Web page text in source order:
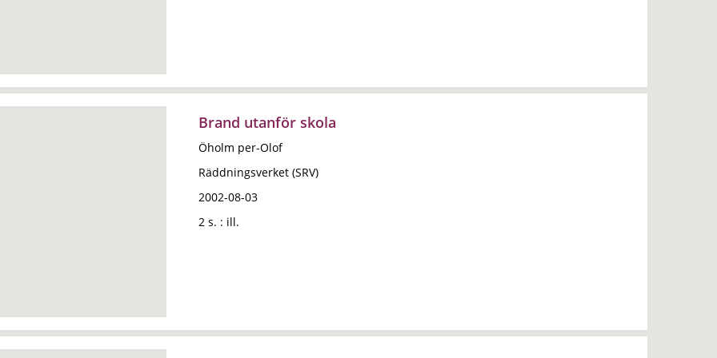
Brand utanför skola
Öholm per-Olof
Räddningsverket (SRV)
2002-08-03
2 s. : ill.